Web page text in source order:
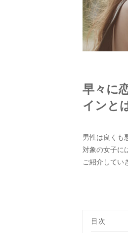
早々に
インと
男性は良くも
対象の女子に
ご紹介してい
目次